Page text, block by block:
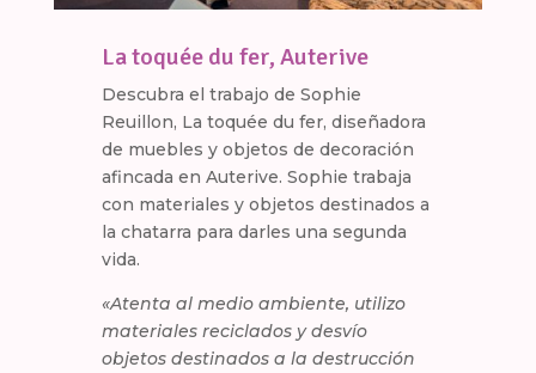
La toquée du fer, Auterive
Descubra el trabajo de Sophie
Reuillon, La toquée du fer, diseñadora
de muebles y objetos de decoración
afincada en Auterive. Sophie trabaja
con materiales y objetos destinados a
la chatarra para darles una segunda
vida.
«Atenta al medio ambiente, utilizo
materiales reciclados y desvío
objetos destinados a la destrucción